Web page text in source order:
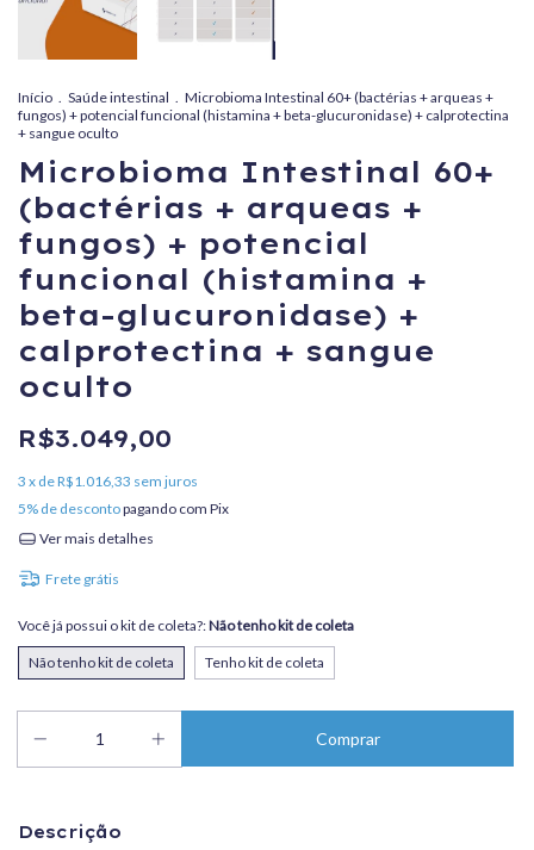
Início . Saúde intestinal . Microbioma Intestinal 60+ (bactérias + arqueas +
fungos) + potencial funcional (histamina + beta-glucuronidase) + calprotectina
+ sangue oculto
Microbioma Intestinal 60+
(bactérias + arqueas +
fungos) + potencial
funcional (histamina +
beta-glucuronidase) +
calprotectina + sangue
oculto
R$3.049,00
3 x deR$1.016,33 sem juros
5% de descontopagando com Pix
Ver mais detalhes
Frete grátis
Você já possui o kit de coleta?:Não tenho kit de coleta
Não tenho kit de coleta Tenho kit de coleta
Descrição